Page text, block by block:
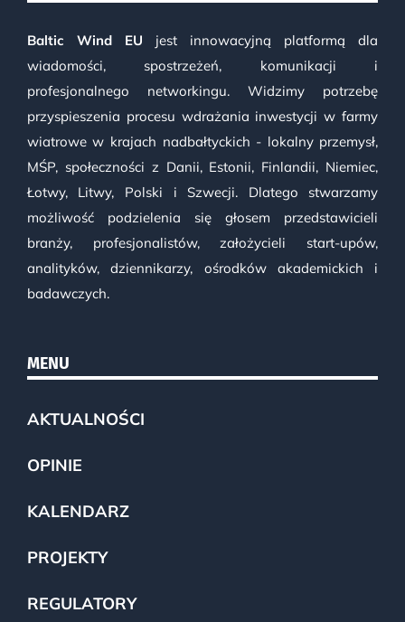
Baltic Wind EU jest innowacyjną platformą dla
wiadomości, spostrzeżeń, komunikacji i
profesjonalnego networkingu. Widzimy potrzebę
przyspieszenia procesu wdrażania inwestycji w farmy
wiatrowe w krajach nadbałtyckich - lokalny przemysł,
MŚP, społeczności z Danii, Estonii, Finlandii, Niemiec,
Łotwy, Litwy, Polski i Szwecji. Dlatego stwarzamy
możliwość podzielenia się głosem przedstawicieli
branży, profesjonalistów, założycieli start-upów,
analityków, dziennikarzy, ośrodków akademickich i
badawczych.
MENU
AKTUALNOŚCI
OPINIE
KALENDARZ
PROJEKTY
REGULATORY